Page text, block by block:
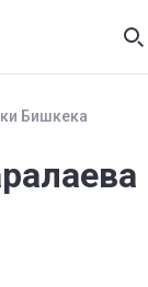
Бишкека